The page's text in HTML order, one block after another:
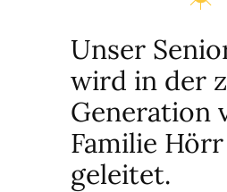
Unser
wird in der
Generation
Familie Hörr
geleitet.